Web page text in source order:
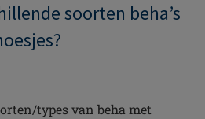
soorten beha’s
types van beha met